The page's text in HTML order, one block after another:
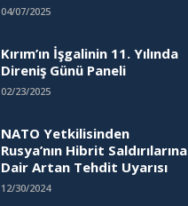
04/07/2025
Kırım’ın İşgalinin 11. Yılında
Direniş Günü Paneli
02/23/2025
NATO Yetkilisinden
Rusya’nın Hibrit Saldırılarına
Dair Artan Tehdit Uyarısı
12/30/2024